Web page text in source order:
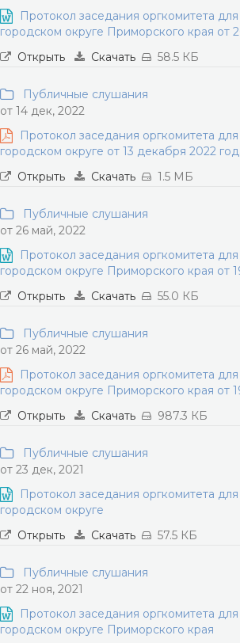
Протокол заседания оргкомитета
городском округе Приморского края от
Открыть
Скачать 58.5 КБ
Публичные слушания
от 14 дек, 2022
Протокол заседания оргкомитета
городском округе от 13 декабря 2022
Открыть
Скачать 1.5 МБ
Публичные слушания
от 26 май, 2022
Протокол заседания оргкомитета
городском округе Приморского края от
Открыть
Скачать 55.0 КБ
Публичные слушания
от 26 май, 2022
Протокол заседания оргкомитета
городском округе Приморского края от
Открыть
Скачать 987.3 КБ
Публичные слушания
от 23 дек, 2021
Протокол заседания оргкомитета
городском округе
Открыть
Скачать 57.5 КБ
Публичные слушания
от 22 ноя, 2021
Протокол заседания оргкомитета
городском округе Приморского края